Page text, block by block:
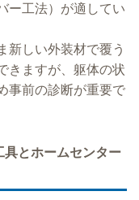
ー工法）が適してい
新しい外装材で覆う
きますが、躯体の状
事前の診断が重要で
具とホームセンター